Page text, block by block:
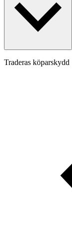
Traderas köparskydd